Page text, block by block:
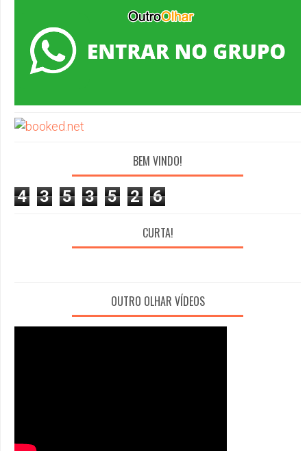
BEM VINDO!
4 3 5 3 5 2 6
CURTA!
OUTRO OLHAR VÍDEOS